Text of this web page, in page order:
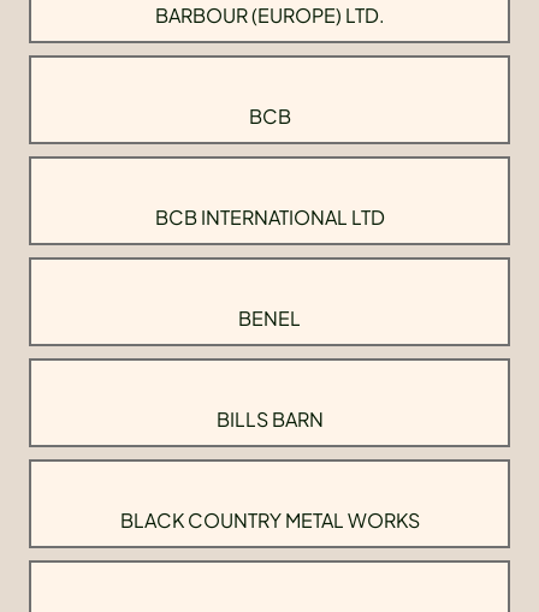
BARBOUR (EUROPE) LTD.
BCB
BCB INTERNATIONAL LTD
BENEL
BILLS BARN
BLACK COUNTRY METAL WORKS